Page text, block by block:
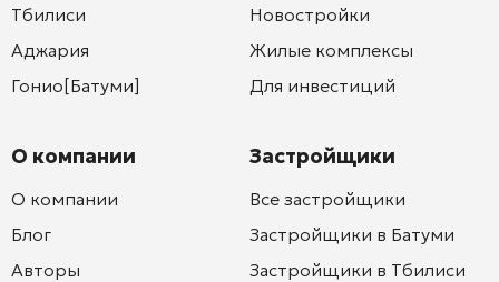
Тбилиси
Аджария
Гонио[Батуми]
О компании
О компании
Блог
Авторы
Новостройки
Жилые комплексы
Для инвестиций
Застройщики
Все застройщики
Застройщики в Батуми
Застройщики в Тбилиси